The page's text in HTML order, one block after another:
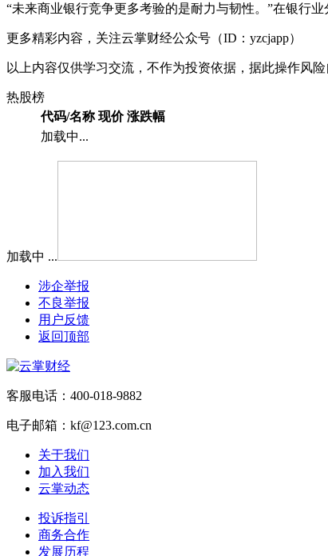
“未来商业银行竞争更多考验的是耐力与韧性。”在银行
更多精彩内容，关注云掌财经公众号（ID：yzcjapp）
以上内容仅供学习交流，不作为投资依据，据此操作风
热股榜
代码/名称 现价 涨跌幅
加载中...
加载中 ...
涉企举报
不良举报
用户反馈
返回顶部
客服电话：400-018-9882
电子邮箱：kf@123.com.cn
关于我们
加入我们
云掌动态
投诉指引
商务合作
发展历程